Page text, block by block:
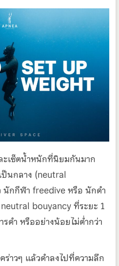
ะเซ็ตน้ำหนักที่นิยมกันมาก
นกลาง (neutral
กกีฬา freedive หรือ นักดำ
bouyancy ที่ระยะ 1
ดำ หรืออย่างน้อยไม่ต่ำกว่า
าวๆ แล้วดำลงไปที่ความลึก